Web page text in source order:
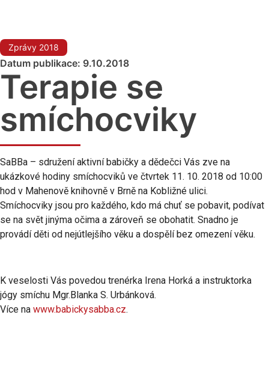
Zprávy 2018
Datum publikace: 9.10.2018
Terapie se
smíchocviky
SaBBa – sdružení aktivní babičky a dědečci Vás zve na
ukázkové hodiny smíchocviků ve čtvrtek 11. 10. 2018 od 10:00
hod v Mahenově knihovně v Brně na Kobližné ulici.
Smíchocviky jsou pro každého, kdo má chuť se pobavit, podívat
se na svět jinýma očima a zároveň se obohatit. Snadno je
provádí děti od nejútlejšího věku a dospělí bez omezení věku.
K veselosti Vás povedou trenérka Irena Horká a instruktorka
jógy smíchu Mgr.Blanka S. Urbánková.
Více na www.babickysabba.cz.